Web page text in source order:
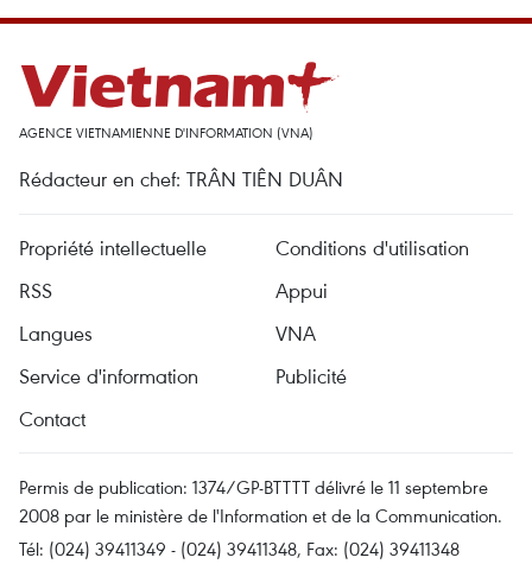
AGENCE VIETNAMIENNE D'INFORMATION (VNA)
Rédacteur en chef: TRÂN TIÊN DUÂN
Propriété intellectuelle
Conditions d'utilisation
RSS
Appui
Langues
VNA
Service d'information
Publicité
Contact
Permis de publication: 1374/GP-BTTTT délivré le 11 septembre
2008 par le ministère de l'Information et de la Communication.
Tél: (024) 39411349 - (024) 39411348, Fax: (024) 39411348